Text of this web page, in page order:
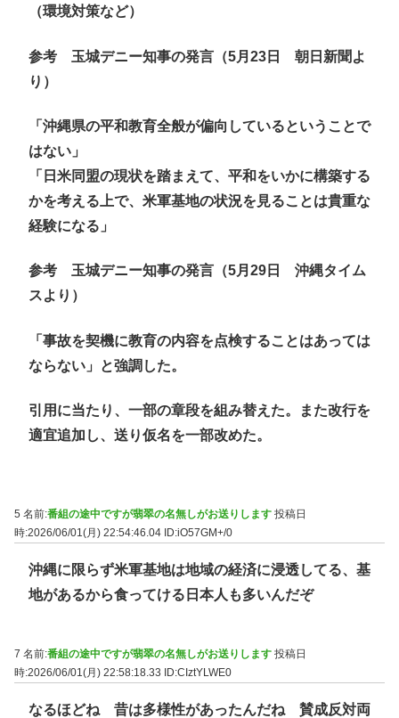
（環境対策など）
参考 玉城デニー知事の発言（5月23日 朝日新聞よ
り）
「沖縄県の平和教育全般が偏向しているということで
はない」
「日米同盟の現状を踏まえて、平和をいかに構築する
かを考える上で、米軍基地の状況を見ることは貴重な
経験になる」
参考 玉城デニー知事の発言（5月29日 沖縄タイム
スより）
「事故を契機に教育の内容を点検することはあっては
ならない」と強調した。
引用に当たり、一部の章段を組み替えた。また改行を
適宜追加し、送り仮名を一部改めた。
5 名前:番組の途中ですが翡翠の名無しがお送りします 投稿日
時:2026/06/01(月) 22:54:46.04 ID:iO57GM+/0
沖縄に限らず米軍基地は地域の経済に浸透してる、基
地があるから食ってける日本人も多いんだぞ
7 名前:番組の途中ですが翡翠の名無しがお送りします 投稿日
時:2026/06/01(月) 22:58:18.33 ID:CIztYLWE0
なるほどね 昔は多様性があったんだね 賛成反対両